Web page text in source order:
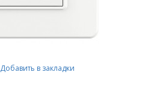
Добавить в закладки